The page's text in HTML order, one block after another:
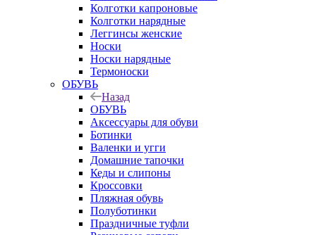
Колготки капроновые
Колготки нарядные
Леггинсы женские
Носки
Носки нарядные
Термоноски
ОБУВЬ
Назад
ОБУВЬ
Аксессуары для обуви
Ботинки
Валенки и угги
Домашние тапочки
Кеды и слипоны
Кроссовки
Пляжная обувь
Полуботинки
Праздничные туфли